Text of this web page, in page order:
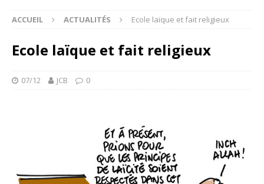
ACCUEIL ACTUALITÉS Ecole laïque et fait religieux
Ecole laïque et fait religieux
07/12 JCB 0